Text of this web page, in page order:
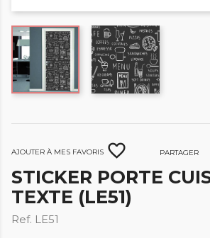
Ajouter à mes favoris favorite_border Partager
STICKER PORTE
TEXTE (LE51)
Ref. LE51